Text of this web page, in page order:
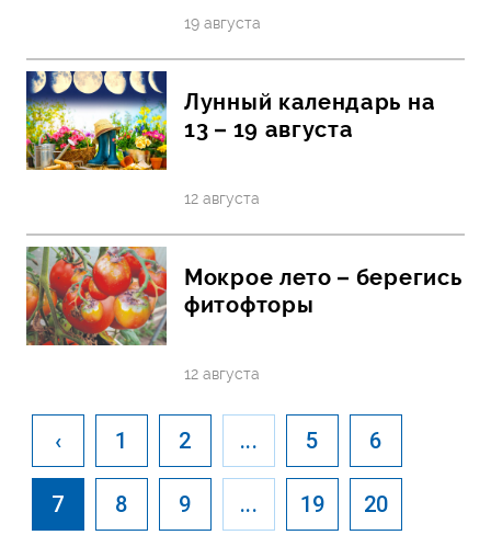
19 августа
Лунный календарь на
13 – 19 августа
12 августа
Мокрое лето – берегись
фитофторы
12 августа
‹ 1 2 ... 5 6
7 8 9 ... 19 20